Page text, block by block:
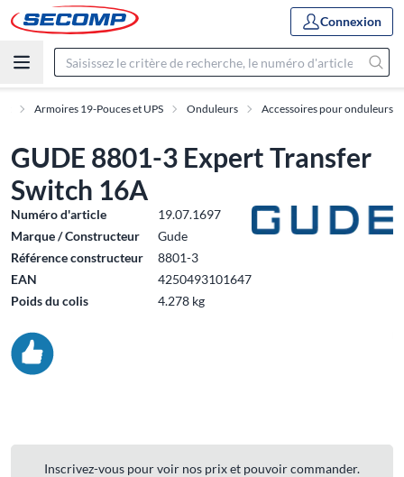
Connexion
Armoires 19-Pouces et UPS Onduleurs Accessoires pour onduleurs
GUDE 8801-3 Expert Transfer
Switch 16A
Numéro d'article
19.07.1697
Marque / Constructeur
Gude
Référence constructeur
8801-3
EAN
4250493101647
Poids du colis
4.278 kg
Inscrivez-vous pour voir nos prix et pouvoir commander.